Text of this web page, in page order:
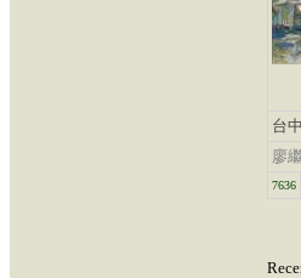
台
廖
7636